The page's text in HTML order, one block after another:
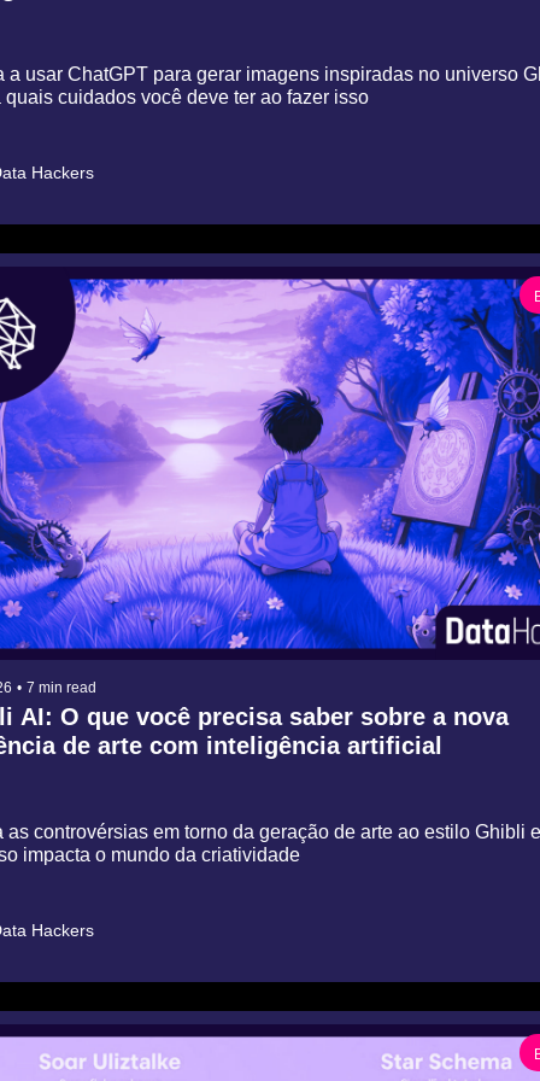
a usar ChatGPT para gerar imagens inspiradas no universo
quais cuidados você deve ter ao fazer isso
Hackers
• 7 min read
AI: O que você precisa saber sobre a nova
de arte com inteligência artificial
as controvérsias em torno da geração de arte ao estilo Ghibli
impacta o mundo da criatividade
Hackers